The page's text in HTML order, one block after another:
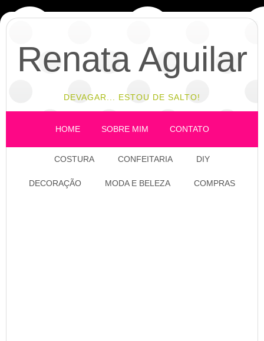
Renata Aguilar
DEVAGAR... ESTOU DE SALTO!
HOME SOBRE MIM CONTATO
COSTURA CONFEITARIA DIY
DECORAÇÃO MODA E BELEZA COMPRAS